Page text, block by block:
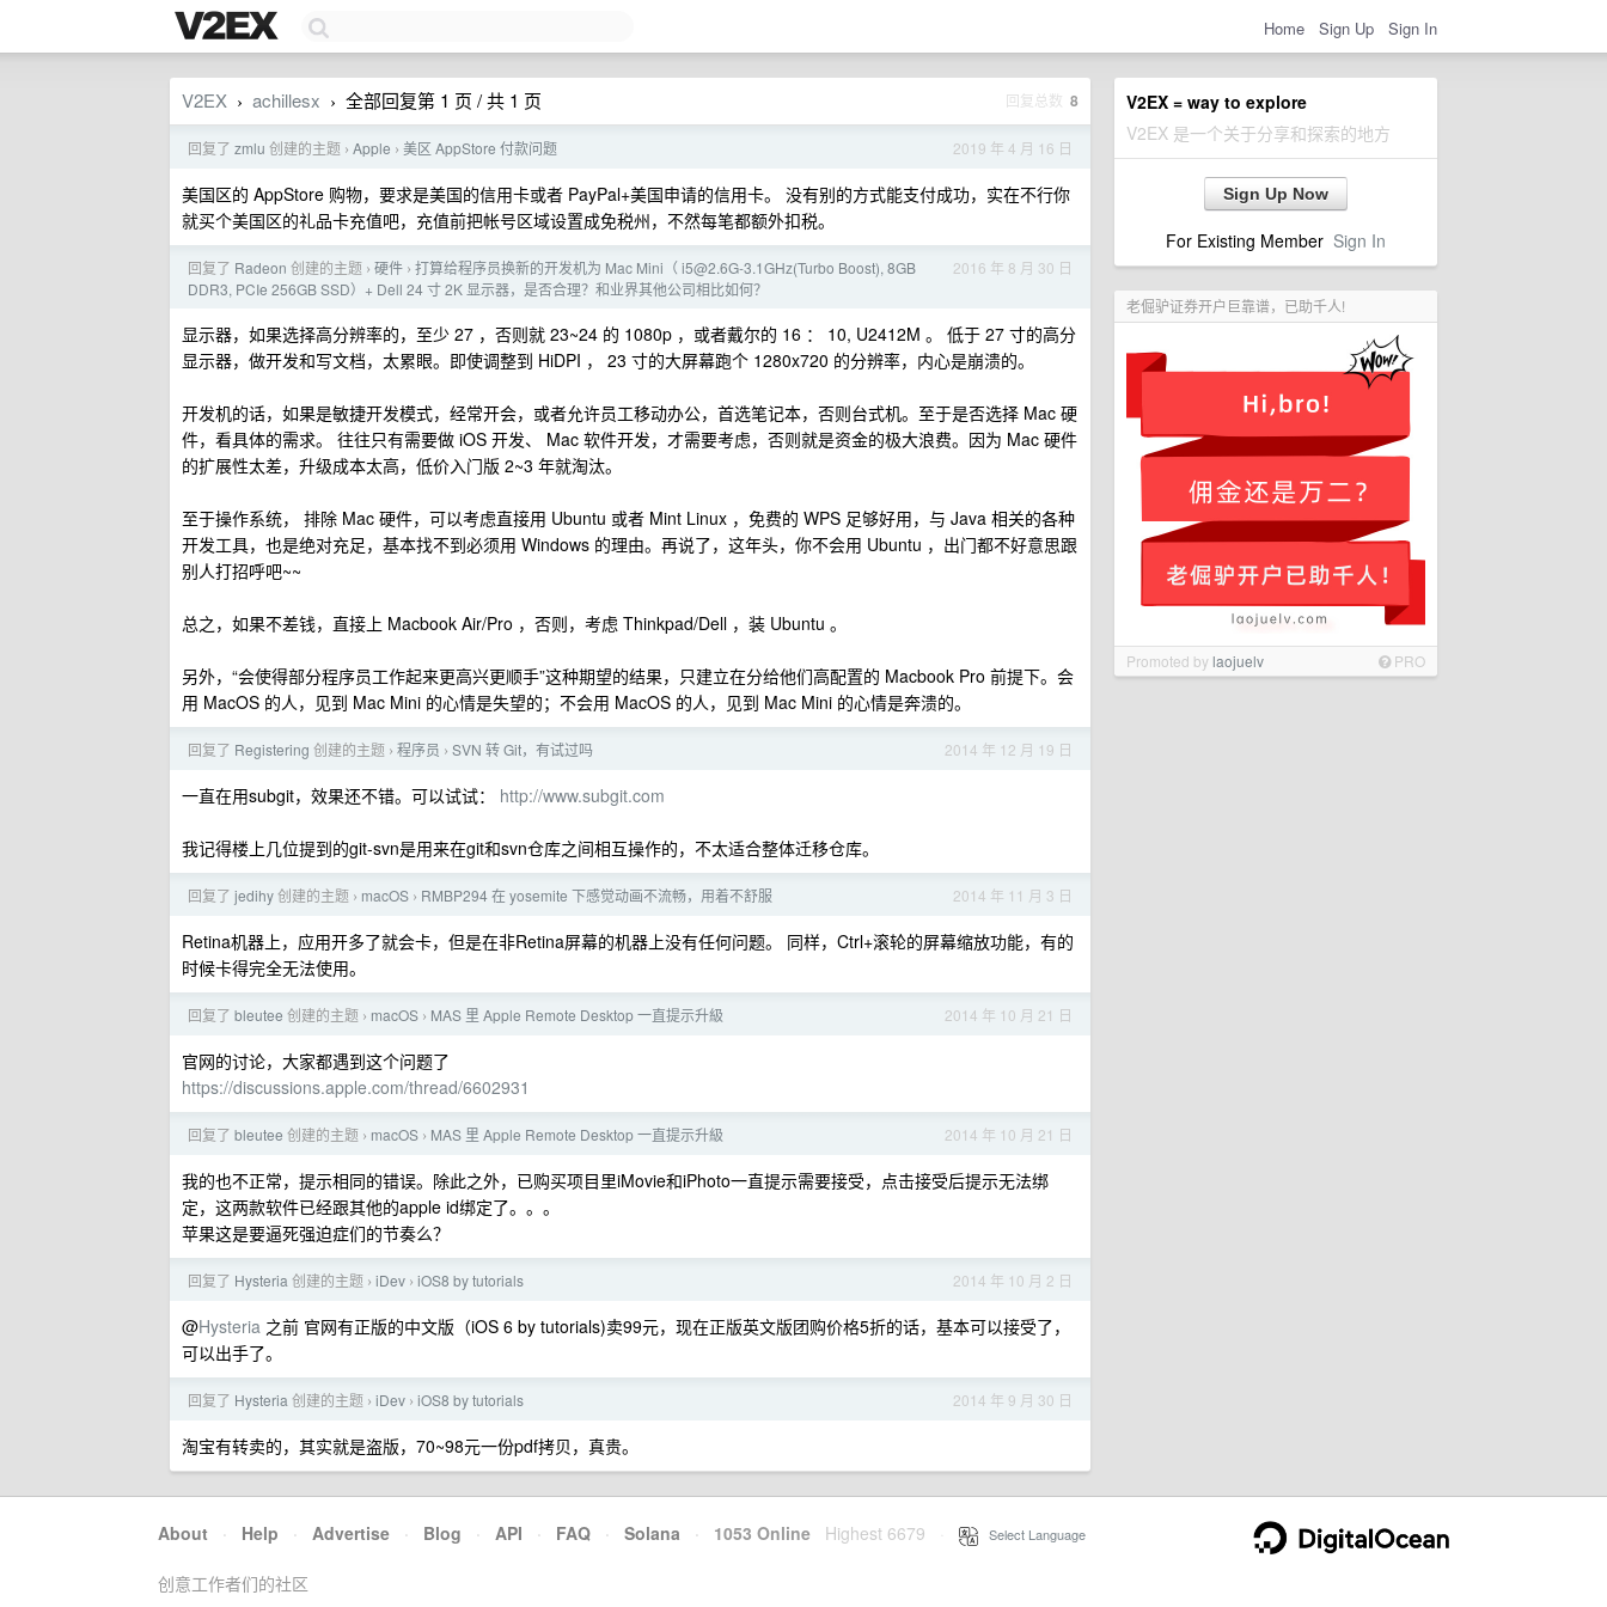
Home Sign Up Sign In
V2EX = way to explore
V2EX 是一个关于分享和探索的地方
Sign Up Now
For Existing Member Sign In
老倔驴证券开户巨靠谱，已助千人!
Promoted bylaojuelv PRO
V2EX › achillesx › 全部回复第 1 页 / 共 1 页 回复总数 8
2019 年 4 月 16 日
回复了 zmlu 创建的主题 › Apple › 美区 AppStore 付款问题
美国区的 AppStore 购物，要求是美国的信用卡或者 PayPal+美国申请的信用卡。 没有别的方式能支付成功，实在不行你
就买个美国区的礼品卡充值吧，充值前把帐号区域设置成免税州，不然每笔都额外扣税。
2016 年 8 月 30 日
回复了 Radeon 创建的主题 › 硬件 › 打算给程序员换新的开发机为 Mac Mini（ i5@2.6G-3.1GHz(Turbo Boost), 8GB
DDR3, PCIe 256GB SSD）+ Dell 24 寸 2K 显示器，是否合理？和业界其他公司相比如何？
显示器，如果选择高分辨率的，至少 27 ，否则就 23~24 的 1080p ，或者戴尔的 16 ： 10, U2412M 。 低于 27 寸的高分
显示器，做开发和写文档，太累眼。即使调整到 HiDPI ， 23 寸的大屏幕跑个 1280x720 的分辨率，内心是崩溃的。
开发机的话，如果是敏捷开发模式，经常开会，或者允许员工移动办公，首选笔记本，否则台式机。至于是否选择 Mac 硬
件，看具体的需求。 往往只有需要做 iOS 开发、 Mac 软件开发，才需要考虑，否则就是资金的极大浪费。因为 Mac 硬件
的扩展性太差，升级成本太高，低价入门版 2~3 年就淘汰。
至于操作系统， 排除 Mac 硬件，可以考虑直接用 Ubuntu 或者 Mint Linux ，免费的 WPS 足够好用，与 Java 相关的各种
开发工具，也是绝对充足，基本找不到必须用 Windows 的理由。再说了，这年头，你不会用 Ubuntu ，出门都不好意思跟
别人打招呼吧~~
总之，如果不差钱，直接上 Macbook Air/Pro ，否则，考虑 Thinkpad/Dell ，装 Ubuntu 。
另外，“会使得部分程序员工作起来更高兴更顺手”这种期望的结果，只建立在分给他们高配置的 Macbook Pro 前提下。会
用 MacOS 的人，见到 Mac Mini 的心情是失望的；不会用 MacOS 的人，见到 Mac Mini 的心情是奔溃的。
2014 年 12 月 19 日
回复了 Registering 创建的主题 › 程序员 › SVN 转 Git，有试过吗
一直在用subgit，效果还不错。可以试试： http://www.subgit.com
我记得楼上几位提到的git-svn是用来在git和svn仓库之间相互操作的，不太适合整体迁移仓库。
2014 年 11 月 3 日
回复了 jedihy创建的主题 › macOS › RMBP294 在 yosemite 下感觉动画不流畅，用着不舒服
Retina机器上，应用开多了就会卡，但是在非Retina屏幕的机器上没有任何问题。 同样，Ctrl+滚轮的屏幕缩放功能，有的
时候卡得完全无法使用。
2014 年 10 月 21 日
回复了 bleutee 创建的主题 › macOS › MAS 里 Apple Remote Desktop 一直提示升級
官网的讨论，大家都遇到这个问题了
https://discussions.apple.com/thread/6602931
2014 年 10 月 21 日
回复了 bleutee 创建的主题 › macOS › MAS 里 Apple Remote Desktop 一直提示升級
我的也不正常，提示相同的错误。除此之外，已购买项目里iMovie和iPhoto一直提示需要接受，点击接受后提示无法绑
定，这两款软件已经跟其他的apple id绑定了。。。
苹果这是要逼死强迫症们的节奏么？
2014 年 10 月 2 日
回复了 Hysteria 创建的主题 › iDev › iOS8 by tutorials
@Hysteria 之前 官网有正版的中文版（iOS 6 by tutorials)卖99元，现在正版英文版团购价格5折的话，基本可以接受了，
可以出手了。
2014 年 9 月 30 日
回复了 Hysteria 创建的主题 › iDev › iOS8 by tutorials
淘宝有转卖的，其实就是盗版，70~98元一份pdf拷贝，真贵。
About · Help · Advertise · Blog · API · FAQ · Solana · 1053 Online Highest 6679 Select Language
创意工作者们的社区